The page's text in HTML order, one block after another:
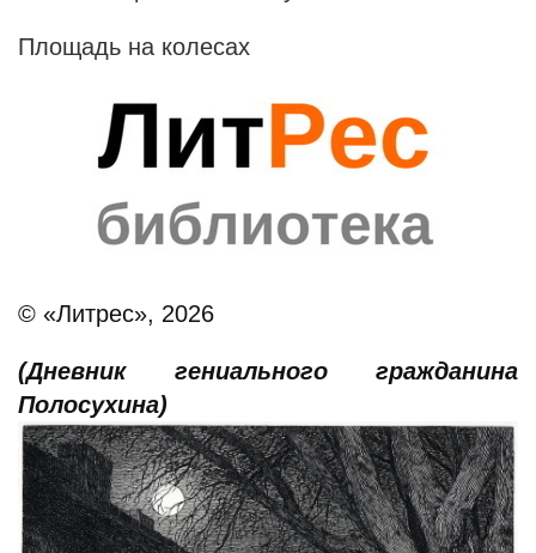
Площадь на колесах
© «Литрес», 2026
(Дневник гениального гражданина
Полосухина)